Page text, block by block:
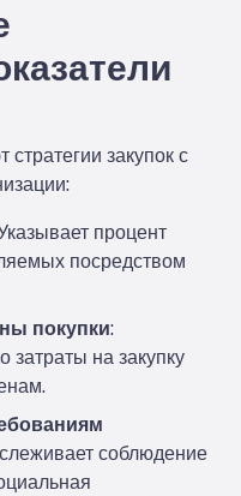
стратегии закупок с
процент
посредством
покупки:
затраты на закупку
соблюдение